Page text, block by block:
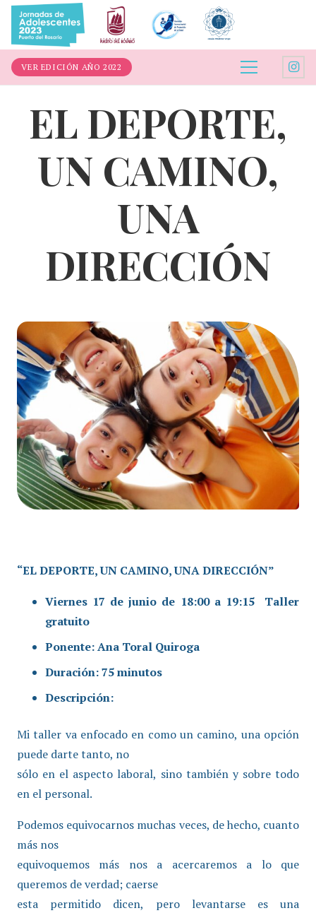
VER EDICIÓN AÑO 2022
EL DEPORTE,
UN CAMINO,
UNA
DIRECCIÓN
“EL DEPORTE, UN CAMINO, UNA DIRECCIÓN”
Viernes 17 de junio de 18:00 a 19:15 Taller
gratuito
Ponente: Ana Toral Quiroga
Duración: 75 minutos
Descripción:
Mi taller va enfocado en como un camino, una opción
puede darte tanto, no
sólo en el aspecto laboral, sino también y sobre todo
en el personal.
Podemos equivocarnos muchas veces, de hecho, cuanto
más nos
equivoquemos más nos a acercaremos a lo que
queremos de verdad; caerse
esta permitido dicen, pero levantarse es una